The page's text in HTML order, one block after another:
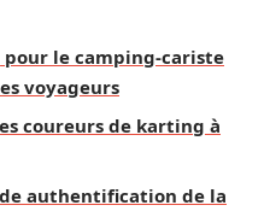
pour le camping-cariste
voyageurs
coureurs de karting à
authentification de la